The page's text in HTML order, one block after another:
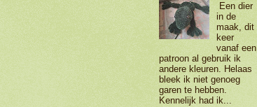
Een dier
in de
maak, dit
keer
vanaf een
patroon al gebruik ik
andere kleuren. Helaas
bleek ik niet genoeg
garen te hebben.
Kennelijk had ik...